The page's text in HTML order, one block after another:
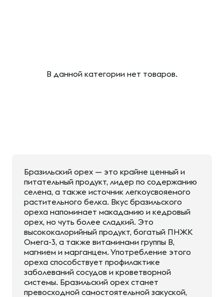
В данной категории нет товаров.
Бразильский орех — это крайне ценный и
питательный продукт, лидер по содержанию
селена, а также источник легкоусвояемого
растительного белка. Вкус бразильского
ореха напоминает макадамию и кедровый
орех, но чуть более сладкий. Это
высококалорийный продукт, богатый ПНЖК
Омега-3, а также витаминами группы В,
магнием и марганцем. Употребление этого
ореха способствует профилактике
заболеваний сосудов и кроветворной
системы. Бразильский орех станет
превосходной самостоятельной закуской,